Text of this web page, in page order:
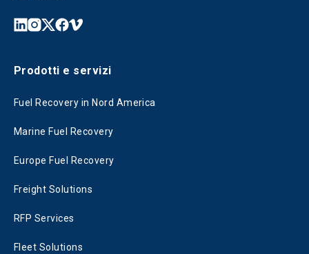
Prodotti e servizi
Fuel Recovery in Nord America
Marine Fuel Recovery
Europe Fuel Recovery
Freight Solutions
RFP Services
Fleet Solutions